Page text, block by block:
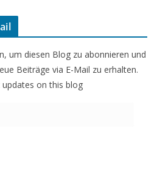
um diesen Blog zu abonnieren und
Beiträge via E-Mail zu erhalten.
on this blog